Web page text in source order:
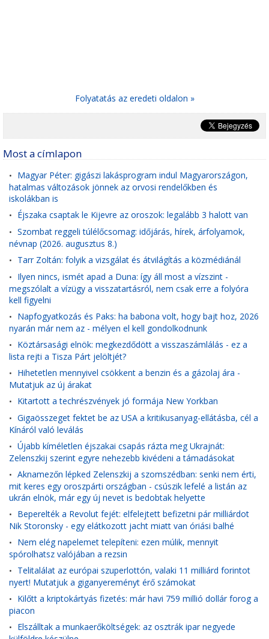
Folyatatás az eredeti oldalon »
Most a címlapon
• Magyar Péter: gigászi lakásprogram indul Magyarországon,
hatalmas változások jönnek az orvosi rendelőkben és
iskolákban is
• Éjszaka csaptak le Kijevre az oroszok: legalább 3 halott van
• Szombat reggeli túlélőcsomag: időjárás, hírek, árfolyamok,
névnap (2026. augusztus 8.)
• Tarr Zoltán: folyik a vizsgálat és átvilágítás a közmédiánál
• Ilyen nincs, ismét apad a Duna: így áll most a vízszint -
megszólalt a vízügy a visszatartásról, nem csak erre a folyóra
kell figyelni
• Napfogyatkozás és Paks: ha babona volt, hogy bajt hoz, 2026
nyarán már nem az - mélyen el kell gondolkodnunk
• Köztársasági elnök: megkezdődött a visszaszámlálás - ez a
lista rejti a Tisza Párt jelöltjét?
• Hihetetlen mennyivel csökkent a benzin és a gázolaj ára -
Mutatjuk az új árakat
• Kitartott a techrészvények jó formája New Yorkban
• Gigaösszeget fektet be az USA a kritikusanyag-ellátásba, cél a
Kínáról való leválás
• Újabb kíméletlen éjszakai csapás rázta meg Ukrajnát:
Zelenszkij szerint egyre nehezebb kivédeni a támadásokat
• Aknamezőn lépked Zelenszkij a szomszédban: senki nem érti,
mit keres egy oroszpárti országban - csúszik lefelé a listán az
ukrán elnök, már egy új nevet is bedobtak helyette
• Beperelték a Revolut fejét: elfelejtett befizetni pár milliárdot
Nik Storonsky - egy elátkozott jacht miatt van óriási balhé
• Nem elég napelemet telepíteni: ezen múlik, mennyit
spórolhatsz valójában a rezsin
• Telitalálat az európai szuperlottón, valaki 11 milliárd forintot
nyert! Mutatjuk a giganyereményt érő számokat
• Kilőtt a kriptokártyás fizetés: már havi 759 millió dollár forog a
piacon
• Elszálltak a munkaerőköltségek: az osztrák ipar negyede